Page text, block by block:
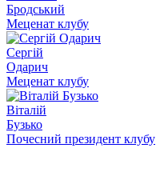
Бродський
Меценат клубу
Сергій
Одарич
Меценат клубу
Віталій
Бузько
Почесний президент клубу